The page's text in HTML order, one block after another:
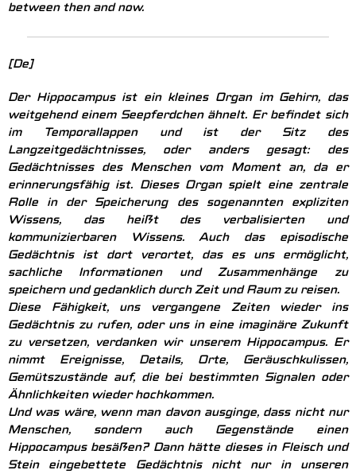
between then and now.
[De]
Der Hippocampus ist ein kleines Organ im Gehirn, das
weitgehend einem Seepferdchen ähnelt. Er befindet sich
im Temporallappen und ist der Sitz des
Langzeitgedächtnisses, oder anders gesagt: des
Gedächtnisses des Menschen vom Moment an, da er
erinnerungsfähig ist. Dieses Organ spielt eine zentrale
Rolle in der Speicherung des sogenannten expliziten
Wissens, das heißt des verbalisierten und
kommunizierbaren Wissens. Auch das episodische
Gedächtnis ist dort verortet, das es uns ermöglicht,
sachliche Informationen und Zusammenhänge zu
speichern und gedanklich durch Zeit und Raum zu reisen.
Diese Fähigkeit, uns vergangene Zeiten wieder ins
Gedächtnis zu rufen, oder uns in eine imaginäre Zukunft
zu versetzen, verdanken wir unserem Hippocampus. Er
nimmt Ereignisse, Details, Orte, Geräuschkulissen,
Gemütszustände auf, die bei bestimmten Signalen oder
Ähnlichkeiten wieder hochkommen.
Und was wäre, wenn man davon ausginge, dass nicht nur
Menschen, sondern auch Gegenstände einen
Hippocampus besäßen? Dann hätte dieses in Fleisch und
Stein eingebettete Gedächtnis nicht nur in unseren